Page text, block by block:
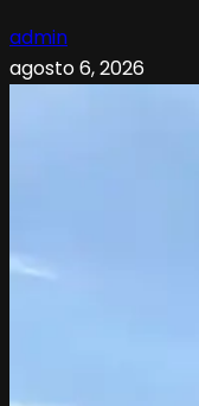
admin
agosto 6, 2026